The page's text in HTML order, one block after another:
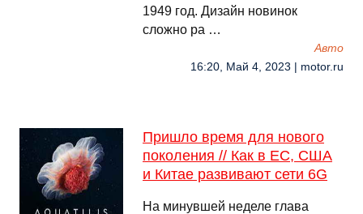
1949 год. Дизайн новинок
сложно ра …
Авто
16:20, Май 4, 2023 | motor.ru
Пришло время для нового
поколения // Как в ЕС, США
и Китае развивают сети 6G
На минувшей неделе глава